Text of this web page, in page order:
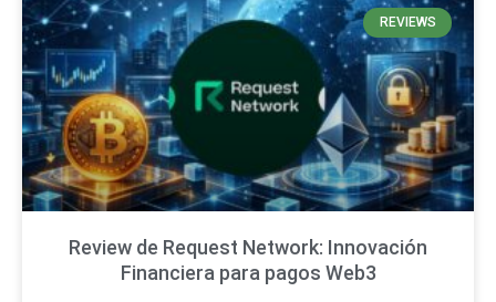
REVIEWS
Review de Request Network: Innovación
Financiera para pagos Web3